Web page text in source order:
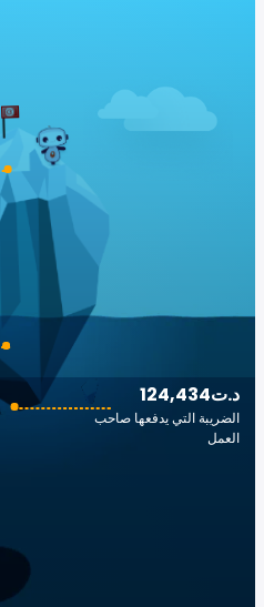
124,434د.ت
الضريبة التي يدفعها صاحب
العمل